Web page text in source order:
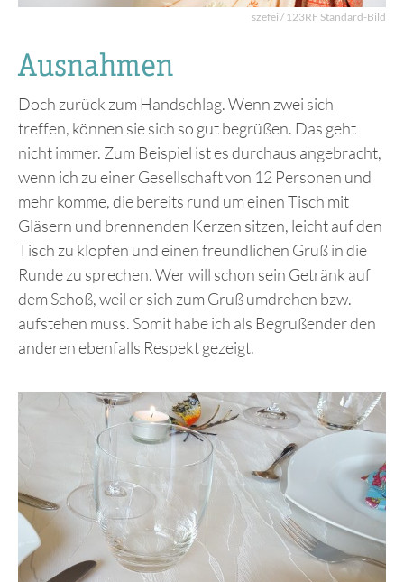
szefei / 123RF Standard-Bild
Ausnahmen
Doch zurück zum Handschlag. Wenn zwei sich
treffen, können sie sich so gut begrüßen. Das geht
nicht immer. Zum Beispiel ist es durchaus angebracht,
wenn ich zu einer Gesellschaft von 12 Personen und
mehr komme, die bereits rund um einen Tisch mit
Gläsern und brennenden Kerzen sitzen, leicht auf den
Tisch zu klopfen und einen freundlichen Gruß in die
Runde zu sprechen. Wer will schon sein Getränk auf
dem Schoß, weil er sich zum Gruß umdrehen bzw.
aufstehen muss. Somit habe ich als Begrüßender den
anderen ebenfalls Respekt gezeigt.